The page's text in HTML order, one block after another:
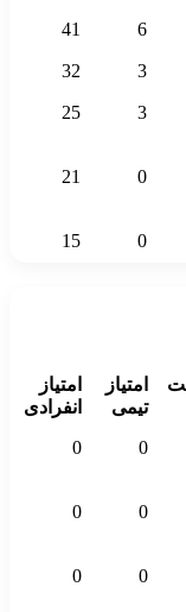
6
41
3
32
3
25
0
21
0
15
امتیاز
تیمی
امتیاز
انفرادی
0
0
0
0
0
0